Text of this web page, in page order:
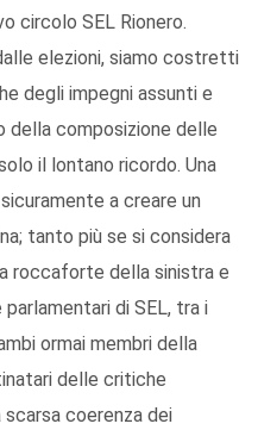
circolo SEL Rionero.
elezioni, siamo costretti
degli impegni assunti e
della composizione delle
il lontano ricordo. Una
a creare un
tanto più se si considera
roccaforte della sinistra e
di SEL, tra i
ormai membri della
delle critiche
coerenza dei